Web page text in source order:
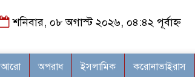
শনিবার, ০৮ অগাস্ট ২০২৬, ০৪:৪২ পূর্বাহ্ন
আরো অপরাধ ইসলামিক করোনাভাইরাস